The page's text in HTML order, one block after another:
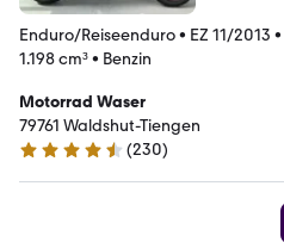
Enduro/Reiseenduro• EZ 11/2013 •
1.198 cm³• Benzin
Motorrad Waser
79761 Waldshut-Tiengen
4.3 Sterne
(230)